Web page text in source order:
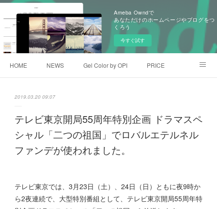
Ameba Owndで
あなただけのホームページやブログをつ
くろう
今すぐ試す
HOME NEWS Gel Color by OPI PRICE
2019.03.20 09:07
テレビ東京開局55周年特別企画 ドラマスペ
シャル「二つの祖国」でロバルエテルネル
ファンデが使われました。
テレビ東京では、3月23日（土）、24日（日）ともに夜9時か
ら2夜連続で、大型特別番組として、テレビ東京開局55周年特